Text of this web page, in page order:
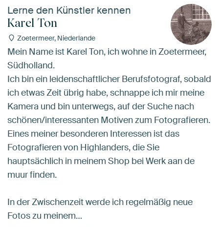
Lerne den Künstler kennen
Karel Ton
Zoetermeer, Niederlande
Mein Name ist Karel Ton, ich wohne in Zoetermeer,
Südholland.
Ich bin ein leidenschaftlicher Berufsfotograf, sobald
ich etwas Zeit übrig habe, schnappe ich mir meine
Kamera und bin unterwegs, auf der Suche nach
schönen/interessanten Motiven zum Fotografieren.
Eines meiner besonderen Interessen ist das
Fotografieren von Highlanders, die Sie
hauptsächlich in meinem Shop bei Werk aan de
muur finden.
In der Zwischenzeit werde ich regelmäßig neue
Fotos zu meinem…